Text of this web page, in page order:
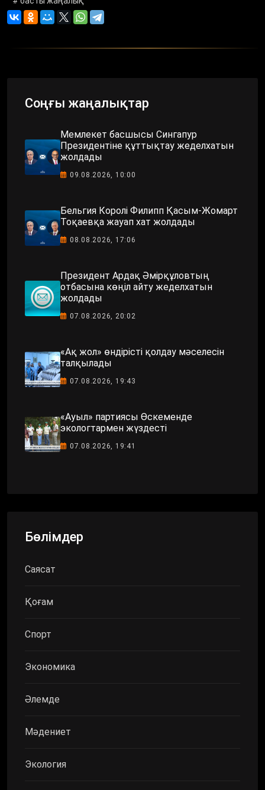
Соңғы жаңалықтар
Мемлекет басшысы Сингапур
Президентіне құттықтау жеделхатын
жолдады
09.08.2026, 10:00
Бельгия Королі Филипп Қасым-Жомарт
Тоқаевқа жауап хат жолдады
08.08.2026, 17:06
Президент Ардақ Әмірқұловтың
отбасына көңіл айту жеделхатын
жолдады
07.08.2026, 20:02
«Ақ жол» өндірісті қолдау мәселесін
талқылады
07.08.2026, 19:43
«Ауыл» партиясы Өскеменде
экологтармен жүздесті
07.08.2026, 19:41
Бөлімдер
Саясат
Қоғам
Спорт
Экономика
Әлемде
Мәдениет
Экология